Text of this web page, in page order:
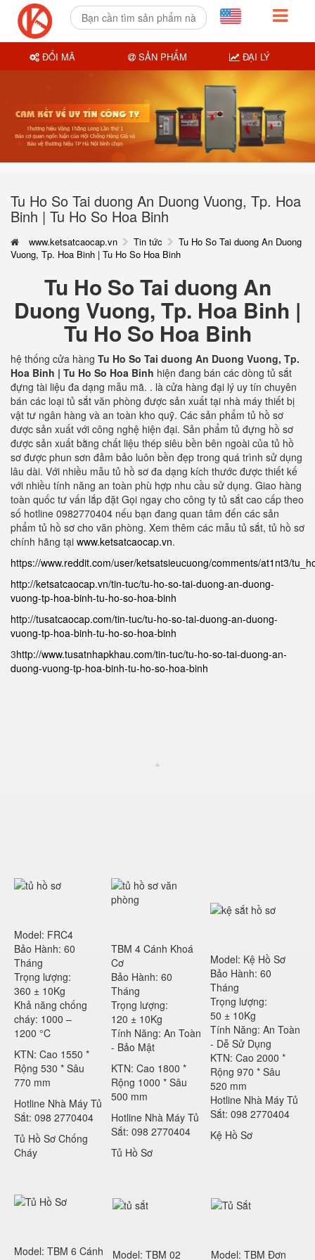
Tu Ho So Tai duong An Duong Vuong, Tp. Hoa
Binh | Tu Ho So Hoa Binh
www.ketsatcaocap.vn Tin tức
Tu Ho So Tai duong An Duong
Vuong, Tp. Hoa Binh | Tu Ho So Hoa Binh
Tu Ho So Tai duong An
Duong Vuong, Tp. Hoa Binh |
Tu Ho So Hoa Binh
hệ thống cửa hàng Tu Ho So Tai duong An Duong Vuong, Tp.
Hoa Binh | Tu Ho So Hoa Binh hiện đang bán các dòng tủ sắt
đựng tài liệu đa dạng mẫu mã. . là cửa hàng đại lý uy tín chuyên
bán các loại tủ sắt văn phòng được sản xuất tại nhà máy thiết bị
vật tư ngân hàng và an toàn kho quỹ. Các sản phẩm tủ hồ sơ
được sản xuất với công nghệ hiện đại. Sản phẩm tủ đựng hồ sơ
được sản xuất bằng chất liệu thép siêu bền bên ngoài của tủ hồ
sơ được phun sơn đảm bảo luôn bền đẹp trong quá trình sử dụng
lâu dài. Với nhiều mẫu tủ hồ sơ đa dạng kích thước được thiết kế
với nhiều tính năng an toàn phù hợp nhu cầu sử dụng. Giao hàng
toàn quốc tư vấn lắp đặt Gọi ngay cho công ty tủ sắt cao cấp theo
số hotline 0982770404 nếu bạn đang quan tâm đến các sản
phẩm tủ hồ sơ cho văn phòng. Xem thêm các mẫu tủ sắt, tủ hồ sơ
chính hãng tại www.ketsatcaocap.vn.
https://www.reddit.com/user/ketsatsieucuong/comments/at1nt3/
http://ketsatcaocap.vn/tin-tuc/tu-ho-so-tai-duong-an-duong-
vuong-tp-hoa-binh-tu-ho-so-hoa-binh
http://tusatcaocap.com/tin-tuc/tu-ho-so-tai-duong-an-duong-
vuong-tp-hoa-binh-tu-ho-so-hoa-binh
3http://www.tusatnhapkhau.com/tin-tuc/tu-ho-so-tai-duong-an-
duong-vuong-tp-hoa-binh-tu-ho-so-hoa-binh
Model: FRC4
Bảo Hành: 60
Tháng
Trọng lượng:
360 ± 10Kg
Khả năng chống
cháy: 1000 –
1200 °C
KTN: Cao 1550 *
Rộng 530 * Sâu
770 mm
Hotline Nhà Máy Tủ
Sắt: 098 2770404
Tủ Hồ Sơ Chống
Cháy
TBM 4 Cánh Khoá
Cơ
Bảo Hành: 60
Tháng
Trọng lượng:
120 ± 10Kg
Tính Năng: An Toàn
- Bảo Mật
KTN: Cao 1800 *
Rộng 1000 * Sâu
500 mm
Hotline Nhà Máy Tủ
Sắt: 098 2770404
Tủ Hồ Sơ
Model: Kệ Hồ Sơ
Bảo Hành: 60
Tháng
Trọng lượng:
50 ± 10Kg
Tính Năng: An Toàn
- Dễ Sử Dụng
KTN: Cao 2000 *
Rộng 970 * Sâu
520 mm
Hotline Nhà Máy Tủ
Sắt: 098 2770404
Kệ Hồ Sơ
Model: TBM 6 Cánh
Model: TBM 02 Model: TBM Đơn
ĐỔI MÃ SẢN PHẨM ĐẠI LÝ